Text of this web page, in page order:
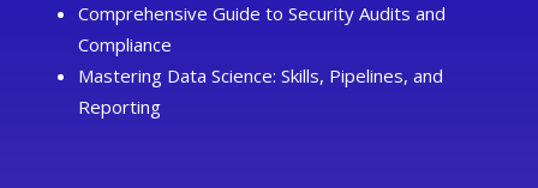
Comprehensive Guide to Security Audits and
Compliance
Mastering Data Science: Skills, Pipelines, and
Reporting